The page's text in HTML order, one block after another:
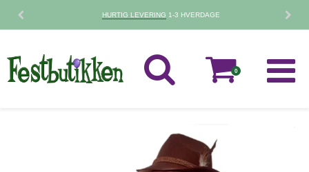
HURTIG LEVERING 1-3 HVERDAGE
0